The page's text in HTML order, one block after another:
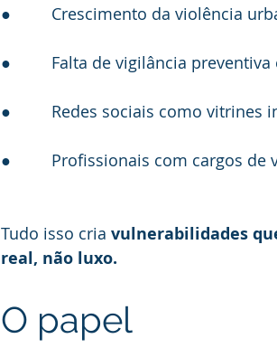
●         Crescimento da violência
●         Falta de vigilância
●         Redes sociais como
●         Profissionais com cargos
Tudo isso cria vulnerabilidades
real, não luxo.
O papel